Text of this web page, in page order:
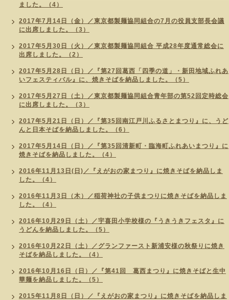
ました。（4）
2017年7月14日（金）／東京都製麺協同組合の7月の役員支部長会議
に出席しました。（3）
2017年5月30日（火）／東京都製麺協同組合 平成28年度通常総会に
出席しました。（2）
2017年5月28日（日）／『第27回葛西「四季の道」・新田地域ふれあ
いフェスティバル』に、焼きそばを納品しました。（5）
2017年5月27日（土）／東京都製麺協同組合青年部の第52回定時総会
に出席しました。（3）
2017年5月21日（日）／『第35回南江戸川ふるさとまつり』に、うど
んと日本そばを納品しました。（6）
2017年5月14日（日）／『第35回清新町・臨海町ふれあいまつり』に
焼きそばを納品しました。（4）
2016年11月13日(日)／『えがおの家まつり』に焼きそばを納品しま
した。（4）
2016年11月3日（木）／稲荷神社の子供まつりに焼きそばを納品しま
した。（4）
2016年10月29日（土）／宇喜田小学校様の『うきうきフェスタ』に
うどんを納品しました。（5）
2016年10月22日（土）／グランファースト新浦安様の秋祭りに焼き
そばを納品しました。（4）
2016年10月16日（日）／『第41回 葛西まつり』に焼きそばと生中
華麺を納品しました。（5）
2015年11月8日（日）／『えがおの家まつり』に焼きそばを納品しま